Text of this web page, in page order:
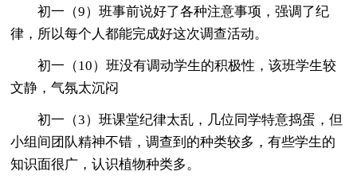
初一（9）班事前说好了各种注意事项，强调了纪
律，所以每个人都能完成好这次调查活动。
初一（10）班没有调动学生的积极性，该班学生较
文静，气氛太沉闷
初一（3）班课堂纪律太乱，几位同学特意捣蛋，但
小组间团队精神不错，调查到的种类较多，有些学生的
知识面很广，认识植物种类多。